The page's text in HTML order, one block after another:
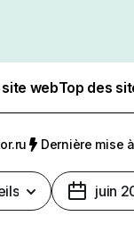
webTop des
Dernière mise
juin